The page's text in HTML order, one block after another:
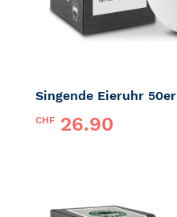
Singende Eieruhr 50er
CHF26.90